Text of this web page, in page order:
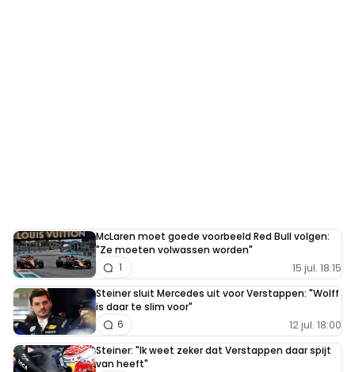
McLaren moet goede voorbeeld Red Bull volgen:
"Ze moeten volwassen worden"
15 jul. 18:15
1
Steiner sluit Mercedes uit voor Verstappen: "Wolff
is daar te slim voor"
12 jul. 18:00
6
Steiner: "Ik weet zeker dat Verstappen daar spijt
van heeft"